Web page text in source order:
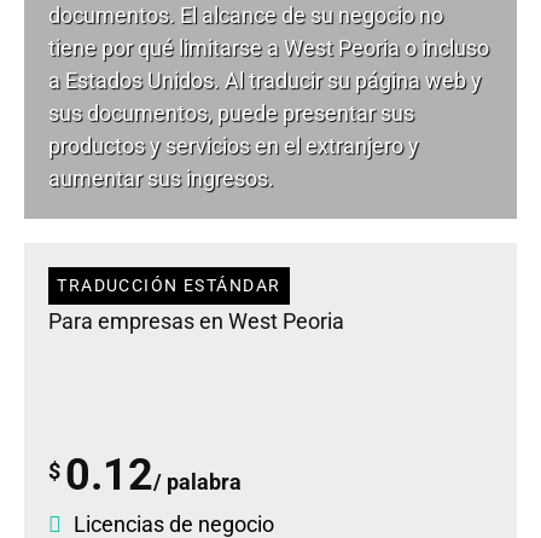
documentos. El alcance de su negocio no
tiene por qué limitarse a West Peoria o incluso
a Estados Unidos. Al traducir su página web y
sus documentos, puede presentar sus
productos y servicios en el extranjero y
aumentar sus ingresos.
TRADUCCIÓN ESTÁNDAR
Para empresas en West Peoria
$ 0.12/ palabra
Licencias de negocio